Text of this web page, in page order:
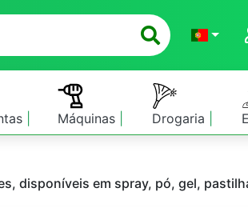
Máquinas Drogaria
disponíveis em spray, pó, gel,